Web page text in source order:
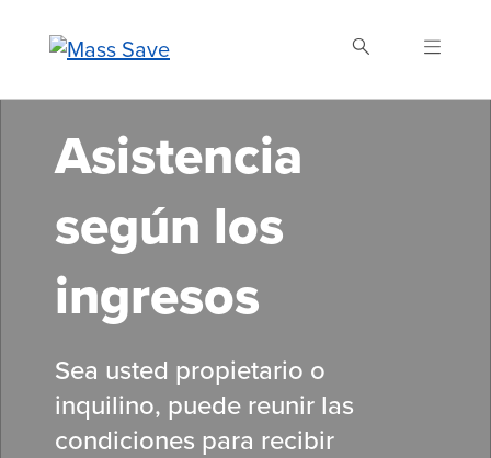
content
Buscar Mass Save
Asistencia
según los
ingresos
Sea usted propietario o
inquilino, puede reunir las
condiciones para recibir